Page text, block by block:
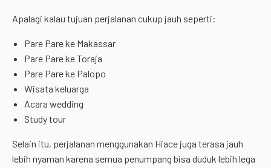
Apalagi kalau tujuan perjalanan cukup jauh seperti:
Pare Pare ke Makassar
Pare Pare ke Toraja
Pare Pare ke Palopo
Wisata keluarga
Acara wedding
Study tour
Selain itu, perjalanan menggunakan Hiace juga terasa jauh
lebih nyaman karena semua penumpang bisa duduk lebih lega